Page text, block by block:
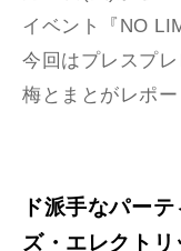
イベント『NO
今回はプレスプ
梅とまとがレポー
ド派手なパー
ズ・エレクトリ